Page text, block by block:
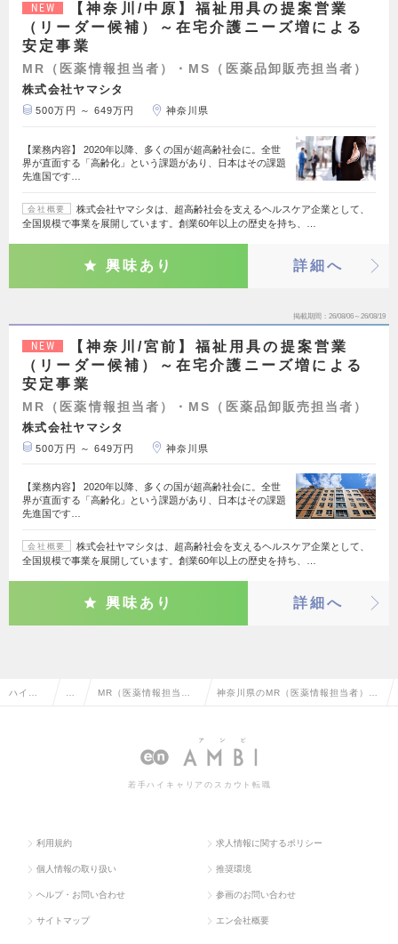
NEW
【神奈川/中原】福祉用具の提案営業
（リーダー候補）～在宅介護ニーズ増による
安定事業
MR（医薬情報担当者）・MS（医薬品卸販売担当者）
株式会社ヤマシタ
500万円 ～ 649万円 神奈川県
【業務内容】 2020年以降、多くの国が超高齢社会に。全世
界が直面する「高齢化」という課題があり、日本はその課題
先進国です…
会社概要
株式会社ヤマシタは、超高齢社会を支えるヘルスケア企業として、
全国規模で事業を展開しています。創業60年以上の歴史を持ち、…
興味あり 詳細へ
掲載期間 26/08/06～26/08/19
NEW
【神奈川/宮前】福祉用具の提案営業
（リーダー候補）～在宅介護ニーズ増による
安定事業
MR（医薬情報担当者）・MS（医薬品卸販売担当者）
株式会社ヤマシタ
500万円 ～ 649万円 神奈川県
【業務内容】 2020年以降、多くの国が超高齢社会に。全世
界が直面する「高齢化」という課題があり、日本はその課題
先進国です…
会社概要
株式会社ヤマシタは、超高齢社会を支えるヘルスケア企業として、
全国規模で事業を展開しています。創業60年以上の歴史を持ち、…
興味あり 詳細へ
ハイク 営 MR（医薬情報担当
販売担当者）
神奈川県のMR（医薬情報担当者）・
求人情報一覧
若手ハイキャリアのスカウト転職
利用規約 求人情報に関するポリシー
個人情報の取り扱い 推奨環境
ヘルプ・お問い合わせ 参画のお問い合わせ
サイトマップ エン会社概要